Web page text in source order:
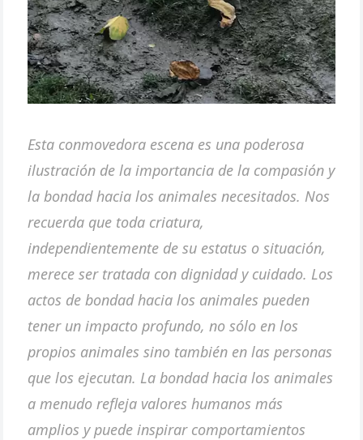
Esta conmovedora escena es una poderosa
ilustración de la importancia de la compasión y
la bondad hacia los animales necesitados. Nos
recuerda que toda criatura,
independientemente de su estatus o situación,
merece ser tratada con dignidad y cuidado. Los
actos de bondad hacia los animales pueden
tener un impacto profundo, no sólo en los
propios animales sino también en las personas
que los ejecutan. La bondad hacia los animales
a menudo refleja valores humanos más
amplios y puede inspirar comportamientos